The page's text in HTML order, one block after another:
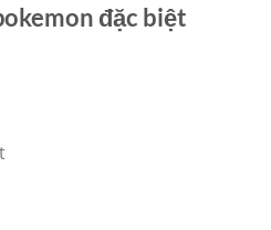
đặc biệt
đặc biệt số lượng